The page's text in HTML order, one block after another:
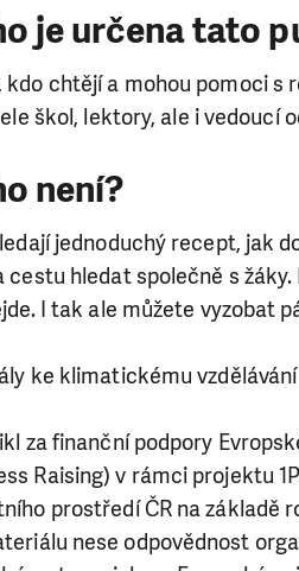
je určena tato
kdo chtějí a mohou pomoci
škol, lektory, ale i vedoucí
není?
jednoduchý recept, jak
hledat společně s
I tak ale můžete vyzobat
ke klimatickému
za finanční podpory
Raising) v rámci projektu
prostředí ČR na základě
nese odpovědnost